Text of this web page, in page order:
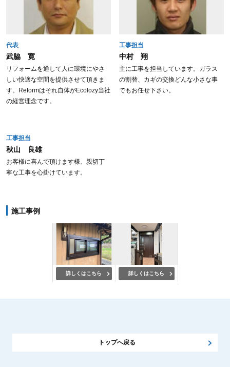
代表
武脇 寛
リフォームを通して人に環境にやさ
しい快適な空間を提供させて頂きま
す。Reformはそれ自体がEcolozy当社
の経営理念です。
工事担当
中村 翔
主に工事を担当しています。ガラス
の割替、カギの交換どんな小さな事
でもお任せ下さい。
工事担当
秋山 良雄
お客様に喜んで頂けます様、親切丁
寧な工事を心掛けています。
施工事例
詳しくはこちら 詳しくはこちら
トップへ戻る